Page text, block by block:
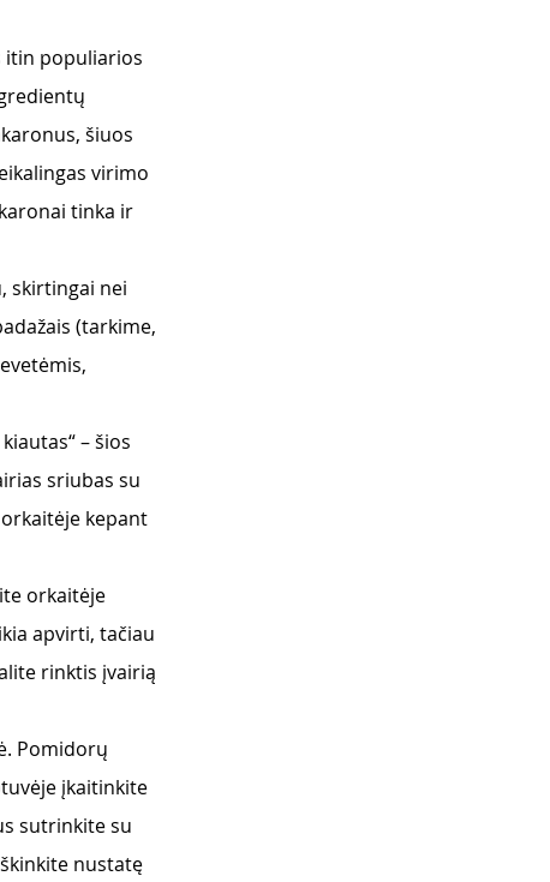
itin populiarios
šiuos
virimo
tinka ir
skirtingai nei
(tarkime,
– šios
sriubas su
kepant
orkaitėje
apvirti, tačiau
rinktis įvairią
Pomidorų
įkaitinkite
sutrinkite su
nustatę